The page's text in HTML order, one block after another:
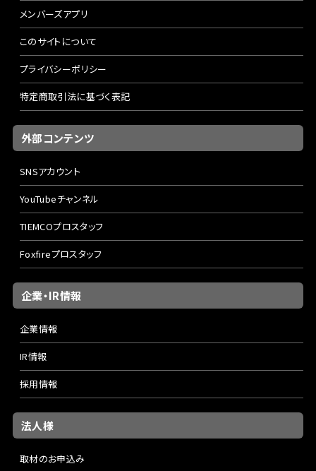
メンバーズアプリ
このサイトについて
プライバシーポリシー
特定商取引法に基づく表記
外部コンテンツ
SNSアカウント
YouTubeチャンネル
TIEMCOプロスタッフ
Foxfireプロスタッフ
企業・IR情報
企業情報
IR情報
採用情報
法人様
取材のお申込み